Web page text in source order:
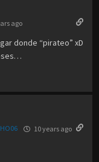
ago
donde “pirateo” xD
10 years ago